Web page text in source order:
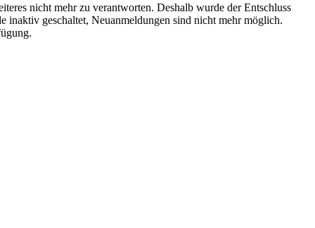
nicht mehr zu verantworten. Deshalb wurde der Entschluss
inaktiv geschaltet, Neuanmeldungen sind nicht mehr möglich.